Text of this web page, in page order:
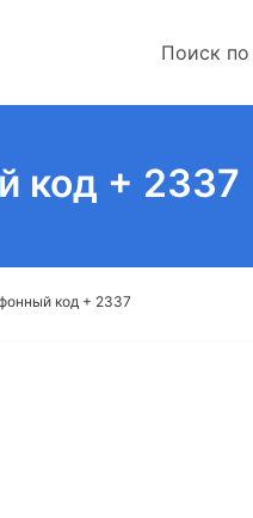
Поиск
код + 2337
код + 2337